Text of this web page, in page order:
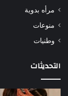
مرأه بدوية
منوعات
وطنيات
التحديثات